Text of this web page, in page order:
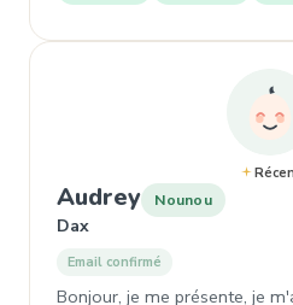
Audrey, Nounou à
Dax
Nounou
Email confirmé
Bonjour, je me présente, je